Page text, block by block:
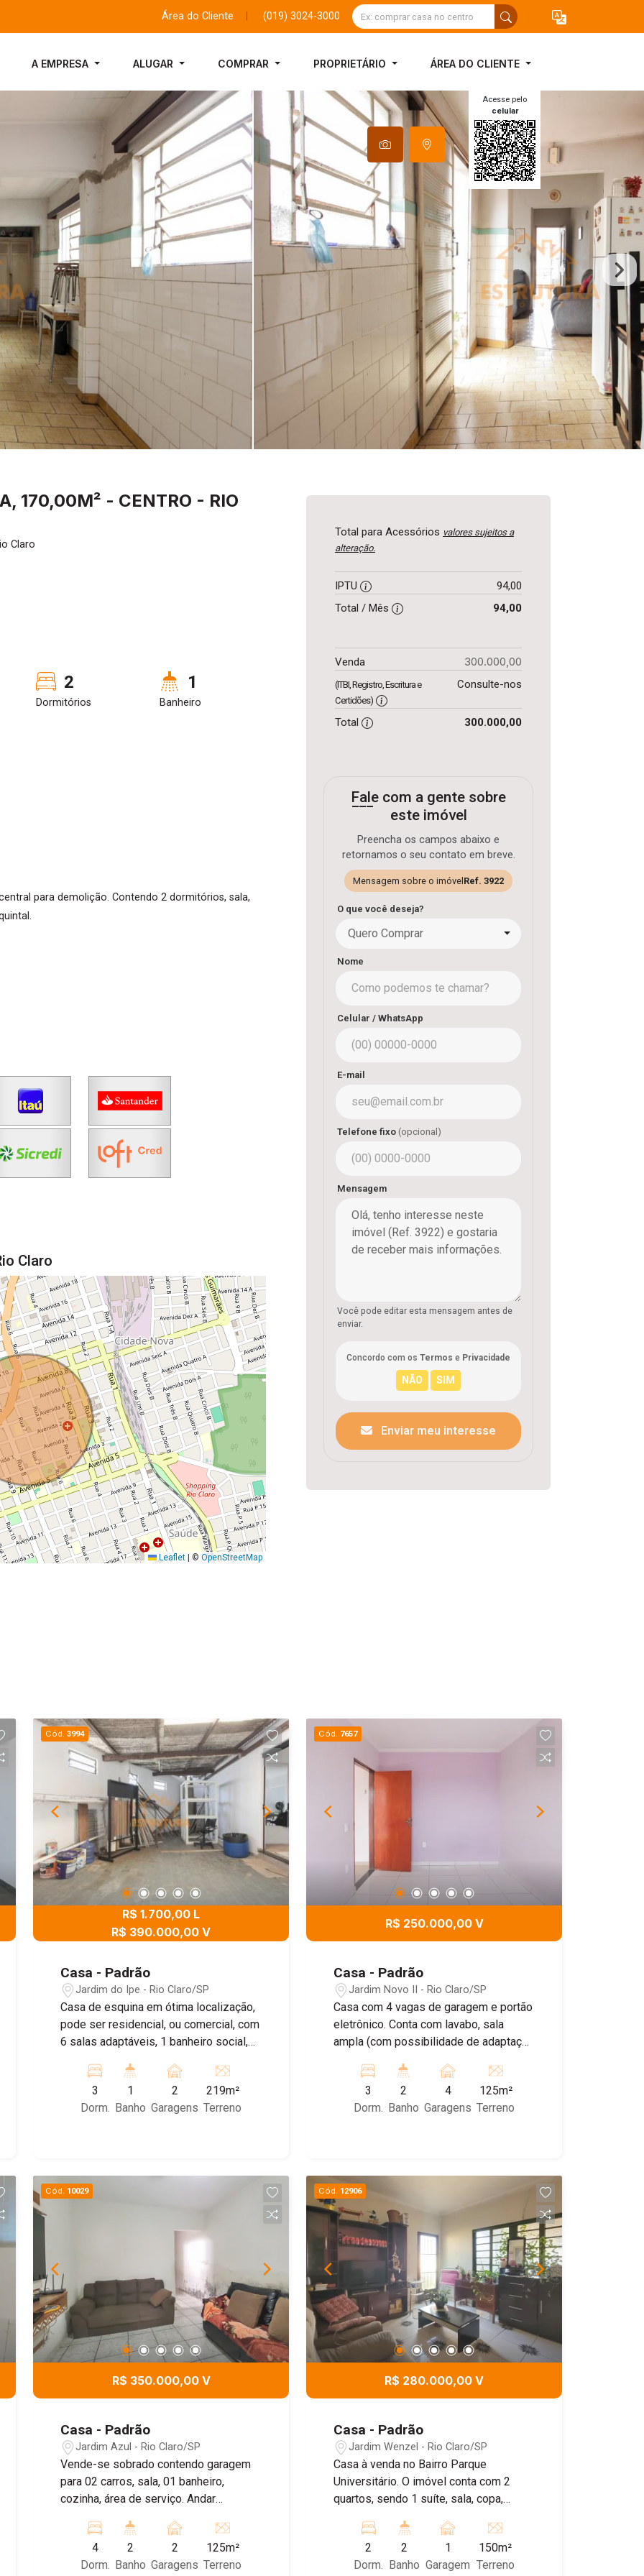
Área do Cliente (019) 3024-3000
A EMPRESA ALUGAR COMPRAR PROPRIETÁRIO ÁREA DO CLIENTE
Acesse pelo
celular
170,00M² - CENTRO - RIO
Claro
2
Dormitórios
1
Banheiro
para demolição. Contendo 2 dormitórios, sala,
Claro
Leaflet | © OpenStreetMap
Total para Acessórios valores sujeitos a
alteração.
IPTU
94,00
Total / Mês
94,00
Venda 300.000,00
(ITBI, Registro, Escritura e
Certidões)
Consulte-nos
Total 300.000,00
Fale com a gente sobre
este imóvel
Preencha os campos abaixo e
retornamos o seu contato em breve.
Mensagem sobre o imóvel Ref. 3922
O que você deseja?
Quero Comprar
Nome
Celular / WhatsApp
E-mail
Telefone fixo (opcional)
Mensagem
Você pode editar esta mensagem antes de
enviar.
Concordo com os Termos e Privacidade
Enviar meu interesse
Cód. 3994
R$ 1.700,00 L
R$ 390.000,00 V
Casa - Padrão
Jardim do Ipe - Rio Claro/SP
Casa de esquina em ótima localização,
pode ser residencial, ou comercial, com
6 salas adaptáveis, 1 banheiro social,
Agende sua visita!
3
Dorm.
1
Banho
2
Garagens
219m²
Terreno
Cód. 7657
R$ 250.000,00 V
Casa - Padrão
Jardim Novo II - Rio Claro/SP
Casa com 4 vagas de garagem e portão
eletrônico. Conta com lavabo, sala
ampla (com possibilidade de adaptação
de serviço e pequeno quintal. No piso
superior, há 2 dormitórios, 1 banheiro e
uma sacada. Agende sua visita!
3
Dorm.
2
Banho
4
Garagens
125m²
Terreno
Cód. 10029
R$ 350.000,00 V
Casa - Padrão
Jardim Azul - Rio Claro/SP
Vende-se sobrado contendo garagem
para 02 carros, sala, 01 banheiro,
cozinha, área de serviço. Andar
suíte, sacada e 01 banheiro
4
Dorm.
2
Banho
2
Garagens
125m²
Terreno
Cód. 12906
R$ 280.000,00 V
Casa - Padrão
Jardim Wenzel - Rio Claro/SP
Casa à venda no Bairro Parque
Universitário. O imóvel conta com 2
quartos, sendo 1 suíte, sala, copa,
também sacada, trazendo mais
ventilação para a casa. Na área externa,
dispõe de garagem para 1 carro com
2
Dorm.
2
Banho
1
Garagem
150m²
Terreno